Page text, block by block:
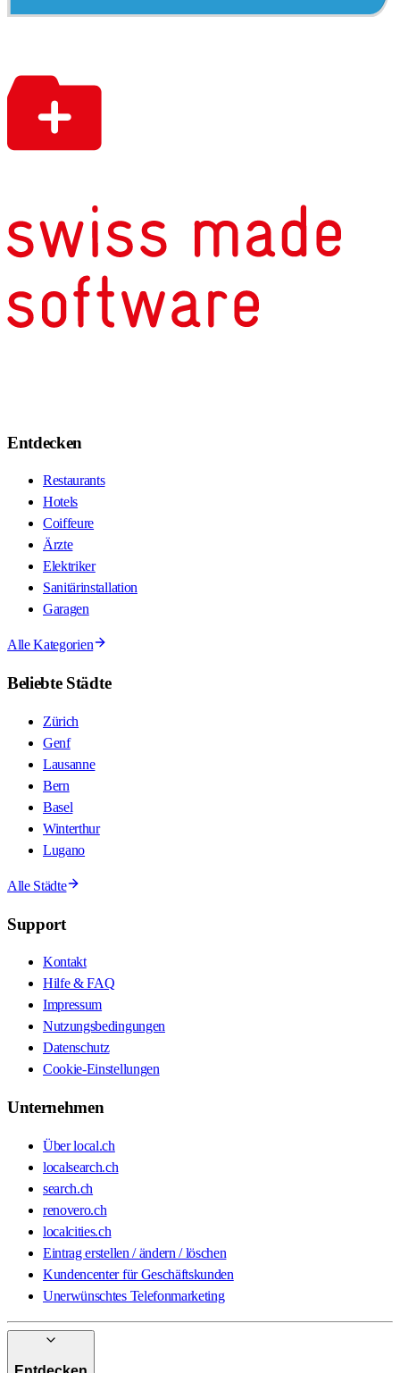
Entdecken
Restaurants
Hotels
Coiffeure
Ärzte
Elektriker
Sanitärinstallation
Garagen
Alle Kategorien
Beliebte Städte
Zürich
Genf
Lausanne
Bern
Basel
Winterthur
Lugano
Alle Städte
Support
Kontakt
Hilfe & FAQ
Impressum
Nutzungsbedingungen
Datenschutz
Cookie-Einstellungen
Unternehmen
Über local.ch
localsearch.ch
search.ch
renovero.ch
localcities.ch
Eintrag erstellen / ändern / löschen
Kundencenter für Geschäftskunden
Unerwünschtes Telefonmarketing